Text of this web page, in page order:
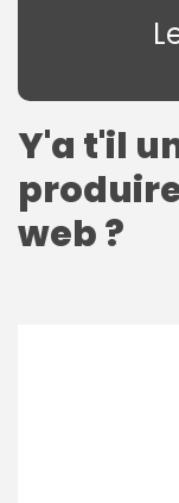
Y'a t'il
web ?